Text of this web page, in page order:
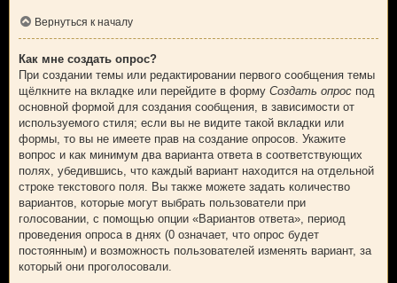
Вернуться к началу
Как мне создать опрос?
При создании темы или редактировании первого сообщения темы
щёлкните на вкладке или перейдите в форму Создать опрос под
основной формой для создания сообщения, в зависимости от
используемого стиля; если вы не видите такой вкладки или
формы, то вы не имеете прав на создание опросов. Укажите
вопрос и как минимум два варианта ответа в соответствующих
полях, убедившись, что каждый вариант находится на отдельной
строке текстового поля. Вы также можете задать количество
вариантов, которые могут выбрать пользователи при
голосовании, с помощью опции «Вариантов ответа», период
проведения опроса в днях (0 означает, что опрос будет
постоянным) и возможность пользователей изменять вариант, за
который они проголосовали.